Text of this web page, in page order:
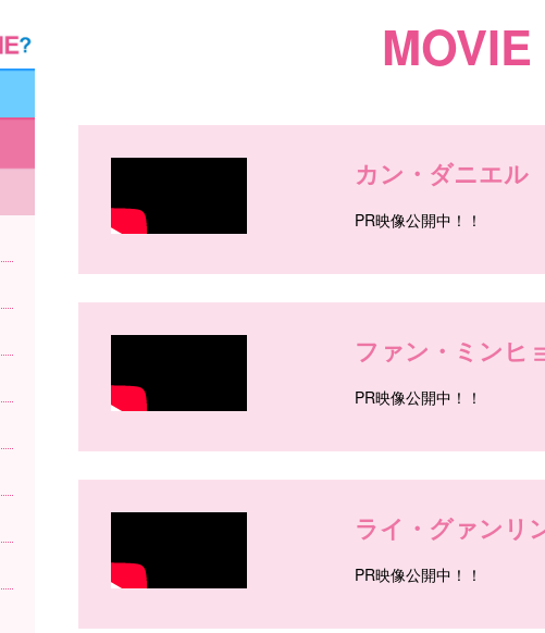
MOVIE
カン・ダニエル
PR映像公開中！！
ファン・ミンヒ
PR映像公開中！！
ライ・グァンリ
PR映像公開中！！